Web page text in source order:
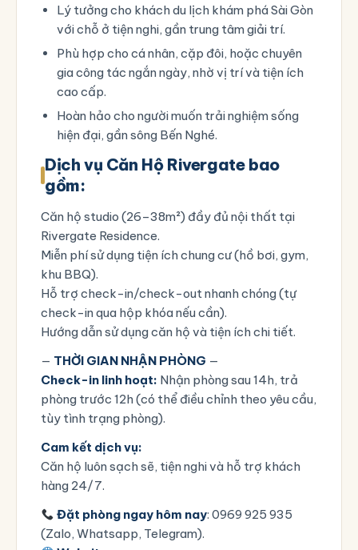
Lý tưởng cho khách du lịch khám phá Sài Gòn
với chỗ ở tiện nghi, gần trung tâm giải trí.
Phù hợp cho cá nhân, cặp đôi, hoặc chuyên
gia công tác ngắn ngày, nhờ vị trí và tiện ích
cao cấp.
Hoàn hảo cho người muốn trải nghiệm sống
hiện đại, gần sông Bến Nghé.
Dịch vụ Căn Hộ Rivergate bao
gồm:
Căn hộ studio (26–38m²) đầy đủ nội thất tại
Rivergate Residence.
Miễn phí sử dụng tiện ích chung cư (hồ bơi, gym,
khu BBQ).
Hỗ trợ check-in/check-out nhanh chóng (tự
check-in qua hộp khóa nếu cần).
Hướng dẫn sử dụng căn hộ và tiện ích chi tiết.
— THỜI GIAN NHẬN PHÒNG —
Check-in linh hoạt: Nhận phòng sau 14h, trả
phòng trước 12h (có thể điều chỉnh theo yêu cầu,
tùy tình trạng phòng).
Cam kết dịch vụ:
Căn hộ luôn sạch sẽ, tiện nghi và hỗ trợ khách
hàng 24/7.
Đặt phòng ngay hôm nay: 0969 925 935
(Zalo, Whatsapp, Telegram).